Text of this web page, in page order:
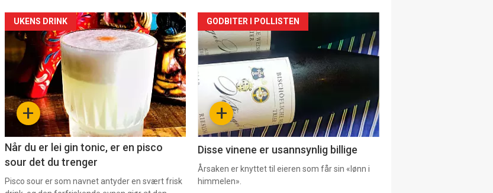
Forsiden
akkurat
nå
-
+
UKENS DRINK
Når du er lei gin tonic, er en pisco
sour det du trenger
Pisco sour er som navnet antyder en svært frisk
Forsiden
akkurat
nå
3 +
GODBITER I POLLISTEN
Disse vinene er usannsynlig billige
Årsaken er knyttet til eieren som får sin «lønn i
himmelen».